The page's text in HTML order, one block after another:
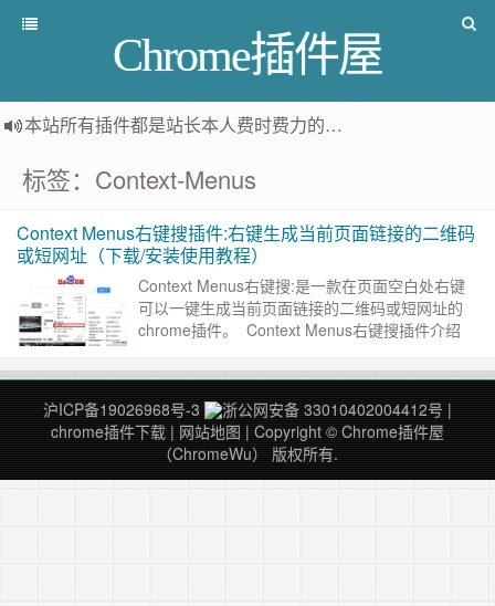
Chrome插件屋
本站所有插件都是站长本人费时费力的人工筛选推荐
标签：Context-Menus
Context Menus右键搜插件:右键生成当前页面链接的二维码
或短网址（下载/安装使用教程）
Context Menus右键搜:是一款在页面空白处右键
可以一键生成当前页面链接的二维码或短网址的
chrome插件。 Context Menus右键搜插件介绍
读 »
沪ICP备19026968号-3
浙公网安备 33010402004412号 |
chrome插件下载 | 网站地图 | Copyright © Chrome插件屋
（ChromeWu） 版权所有.